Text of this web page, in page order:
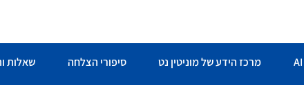
מרכז הידע של מוניטין נט סיפורי הצלחה שאלות